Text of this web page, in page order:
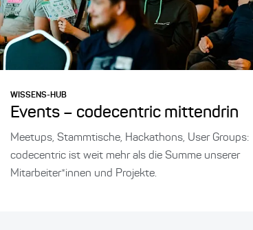
WISSENS-HUB
Events – codecentric mittendrin
Meetups, Stammtische, Hackathons, User Groups:
codecentric ist weit mehr als die Summe unserer
Mitarbeiter*innen und Projekte.